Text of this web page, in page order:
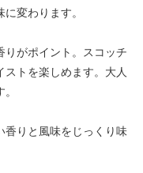
変わります。
りがポイント。スコッチ
トを楽しめます。大人
香りと風味をじっくり味